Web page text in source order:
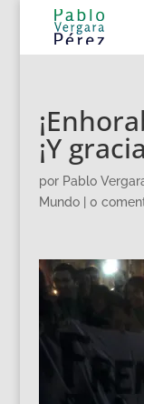
¡Y
por Pablo
Mundo| 0